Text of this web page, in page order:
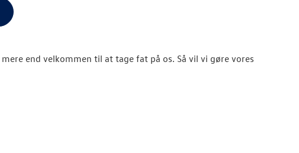
end velkommen til at tage fat på os. Så vil vi gøre vores